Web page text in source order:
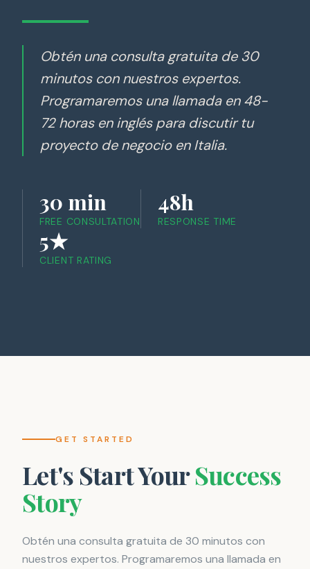
Obtén una consulta gratuita de 30
minutos con nuestros expertos.
Programaremos una llamada en 48-
72 horas en inglés para discutir tu
proyecto de negocio en Italia.
30 min
FREE CONSULTATION
48h
RESPONSE TIME
5★
CLIENT RATING
GET STARTED
Let's Start YourSuccess
Story
Obtén una consulta gratuita de 30 minutos con
nuestros expertos. Programaremos una llamada en